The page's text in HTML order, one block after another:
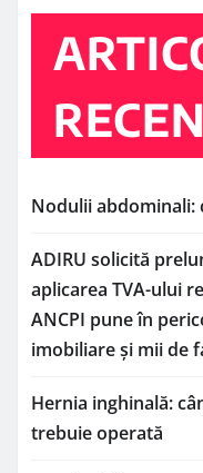
Nodulii abdominali:
ADIRU solicită
aplicarea TVA-ului
ANCPI pune în
imobiliare și mii de
Hernia inghinală:
trebuie operată